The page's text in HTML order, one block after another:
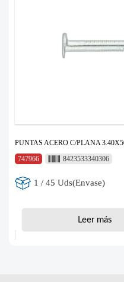
PUNTAS ACERO C/PLANA
747966
8423533340306
1 / 45 Uds(Envase)
Leer más